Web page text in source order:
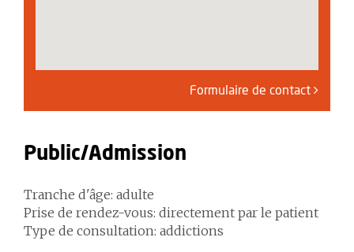
Formulaire de contact
Public/Admission
Tranche d'âge: adulte
Prise de rendez-vous: directement par le patient
Type de consultation: addictions